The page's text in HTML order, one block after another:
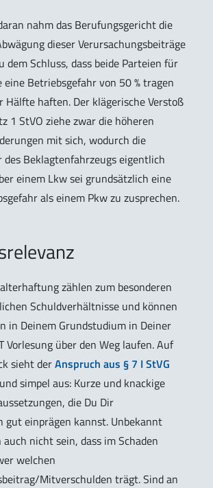
nahm das Berufungsgericht die
dieser Verursachungsbeiträge
dem Schluss, dass beide Parteien für
eine Betriebsgefahr von 50 % tragen
Hälfte haften. Der klägerische Verstoß
1 StVO ziehe zwar die höheren
mit sich, wodurch die
des Beklagtenfahrzeugs eigentlich
einem Lkw sei grundsätzlich eine
als einem Pkw zu zusprechen.
zählen zum besonderen
Schuldverhältnisse und können
in Deinem Grundstudium in Deiner
Vorlesung über den Weg laufen. Auf
sieht derAnspruch aus § 7 I StVG
simpel aus: Kurze und knackige
die Du Dir
gut einprägen kannst. Unbekannt
nicht sein, dass im Schaden
welchen
Mitverschulden trägt. Sind an